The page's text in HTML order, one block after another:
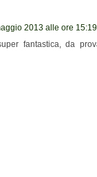
2013 alle ore 15:19
fantastica, da